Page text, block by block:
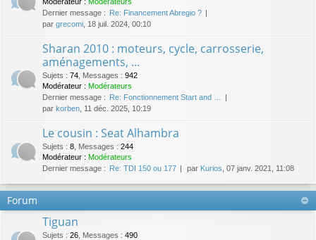
Dernier message : Re: Financement Abregio ?
par grecomi , 18 juil. 2024, 00:10
Sharan 2010 : moteurs, cycle, carrosserie,
aménagements, ...
Sujets : 74 Messages : 942
Modérateur : Modérateurs
Dernier message : Re: Fonctionnement Start and …
par korben , 11 déc. 2025, 10:19
Le cousin : Seat Alhambra
Sujets : 8 Messages : 244
Modérateur : Modérateurs
Dernier message : Re: TDI 150 ou 177 par Kurios , 07 janv. 2021, 11:08
Forum
Tiguan
Sujets : 26 Messages : 490